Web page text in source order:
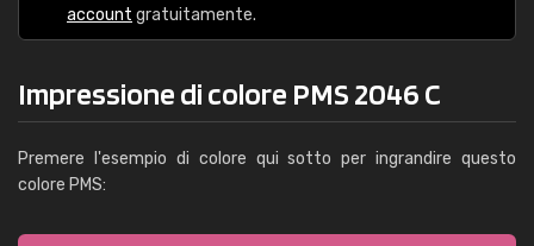
account gratuitamente.
Impressione di colore PMS 2046 C
Premere l'esempio di colore qui sotto per ingrandire questo
colore PMS: